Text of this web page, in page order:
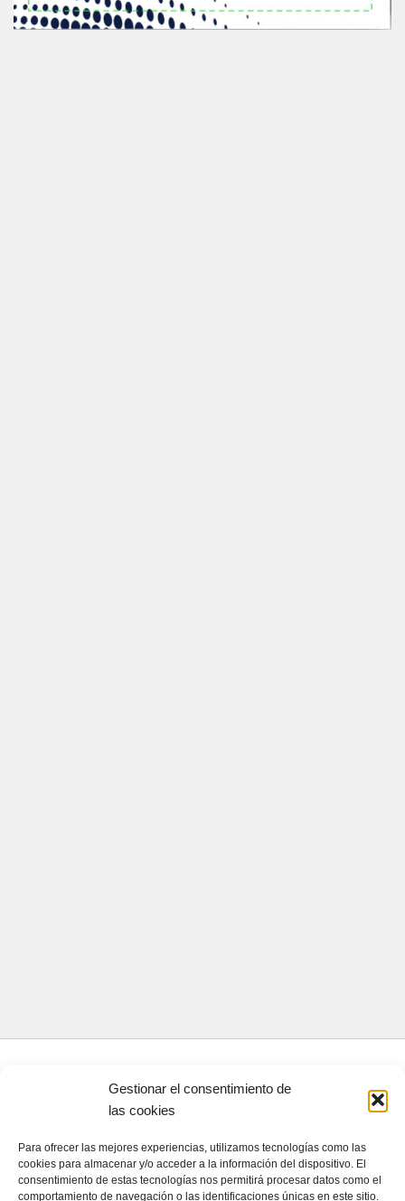
Gestionar el consentimiento de
las cookies
Para ofrecer las mejores experiencias, utilizamos tecnologías como las
cookies para almacenar y/o acceder a la información del dispositivo. El
consentimiento de estas tecnologías nos permitirá procesar datos como el
comportamiento de navegación o las identificaciones únicas en este sitio.
CONTACTA CON NOSOTROS
QUIENES SOMOS